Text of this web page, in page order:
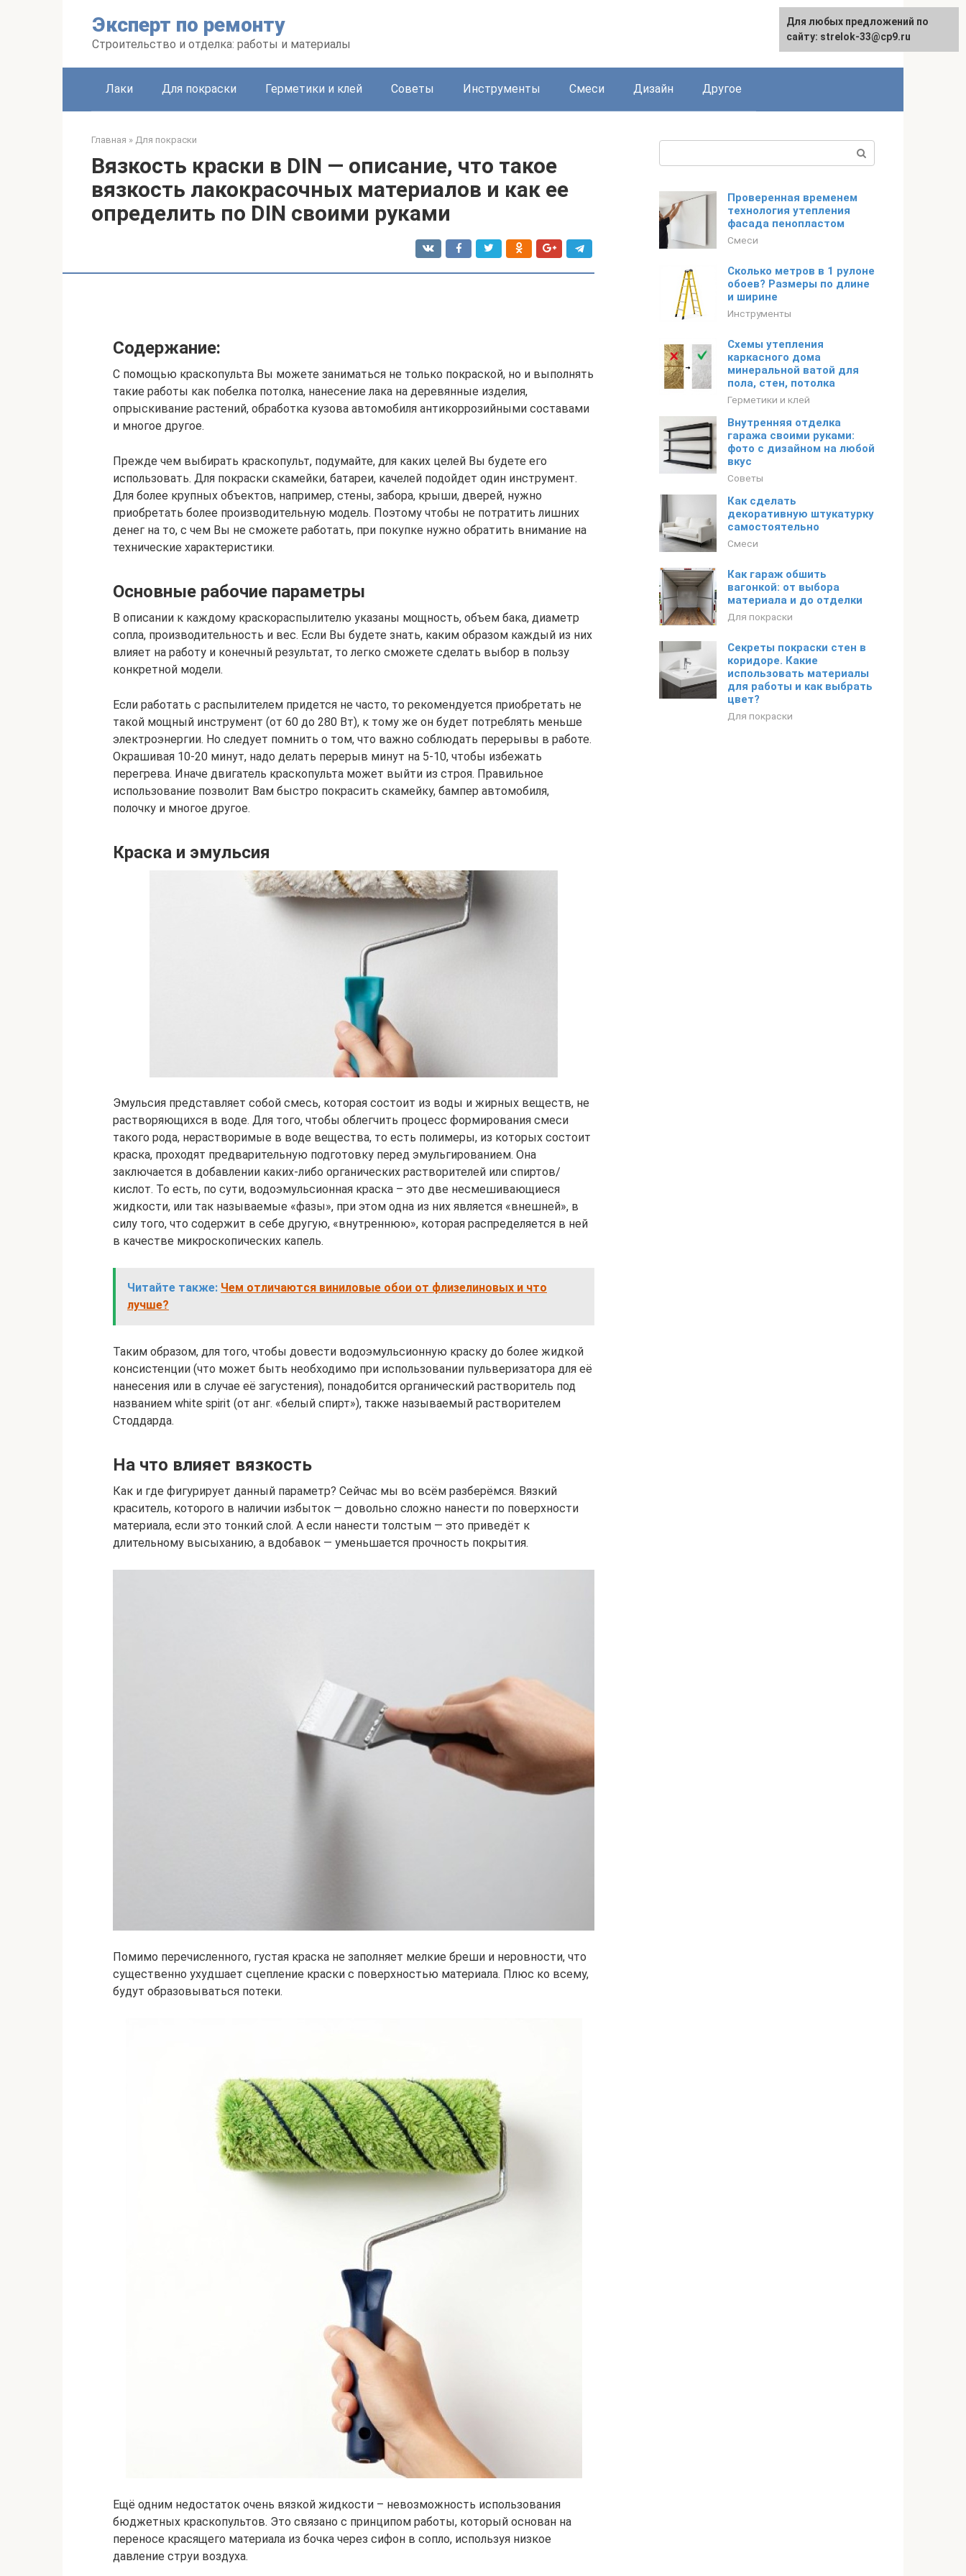
Эксперт по ремонту
Строительство и отделка: работы и материалы
Лаки Для покраски Герметики и клей Советы Инструменты Смеси Дизайн Другое
Главная » Для покраски
Вязкость краски в DIN — описание, что такое
вязкость лакокрасочных материалов и как ее
определить по DIN своими руками
Содержание:
С помощью краскопульта Вы можете заниматься не только покраской, но и выполнять
такие работы как побелка потолка, нанесение лака на деревянные изделия,
опрыскивание растений, обработка кузова автомобиля антикоррозийными составами
и многое другое.
Прежде чем выбирать краскопульт, подумайте, для каких целей Вы будете его
использовать. Для покраски скамейки, батареи, качелей подойдет один инструмент.
Для более крупных объектов, например, стены, забора, крыши, дверей, нужно
приобретать более производительную модель. Поэтому чтобы не потратить лишних
денег на то, с чем Вы не сможете работать, при покупке нужно обратить внимание на
технические характеристики.
Основные рабочие параметры
В описании к каждому краскораспылителю указаны мощность, объем бака, диаметр
сопла, производительность и вес. Если Вы будете знать, каким образом каждый из них
влияет на работу и конечный результат, то легко сможете сделать выбор в пользу
конкретной модели.
Если работать с распылителем придется не часто, то рекомендуется приобретать не
такой мощный инструмент (от 60 до 280 Вт), к тому же он будет потреблять меньше
электроэнергии. Но следует помнить о том, что важно соблюдать перерывы в работе.
Окрашивая 10-20 минут, надо делать перерыв минут на 5-10, чтобы избежать
перегрева. Иначе двигатель краскопульта может выйти из строя. Правильное
использование позволит Вам быстро покрасить скамейку, бампер автомобиля,
полочку и многое другое.
Краска и эмульсия
Эмульсия представляет собой смесь, которая состоит из воды и жирных веществ, не
растворяющихся в воде. Для того, чтобы облегчить процесс формирования смеси
такого рода, нерастворимые в воде вещества, то есть полимеры, из которых состоит
краска, проходят предварительную подготовку перед эмульгированием. Она
заключается в добавлении каких-либо органических растворителей или спиртов/
кислот. То есть, по сути, водоэмульсионная краска – это две несмешивающиеся
жидкости, или так называемые «фазы», при этом одна из них является «внешней», в
силу того, что содержит в себе другую, «внутреннюю», которая распределяется в ней
в качестве микроскопических капель.
Читайте также: Чем отличаются виниловые обои от флизелиновых и что
лучше?
Таким образом, для того, чтобы довести водоэмульсионную краску до более жидкой
консистенции (что может быть необходимо при использовании пульверизатора для её
нанесения или в случае её загустения), понадобится органический растворитель под
названием white spirit (от анг. «белый спирт»), также называемый растворителем
Стоддарда.
На что влияет вязкость
Как и где фигурирует данный параметр? Сейчас мы во всём разберёмся. Вязкий
краситель, которого в наличии избыток — довольно сложно нанести по поверхности
материала, если это тонкий слой. А если нанести толстым — это приведёт к
длительному высыханию, а вдобавок — уменьшается прочность покрытия.
Помимо перечисленного, густая краска не заполняет мелкие бреши и неровности, что
существенно ухудшает сцепление краски с поверхностью материала. Плюс ко всему,
будут образовываться потеки.
Ещё одним недостаток очень вязкой жидкости – невозможность использования
бюджетных краскопультов. Это связано с принципом работы, который основан на
переносе красящего материала из бочка через сифон в сопло, используя низкое
давление струи воздуха.
Проверенная временем
технология утепления
фасада пенопластом
Смеси
Сколько метров в 1 рулоне
обоев? Размеры по длине
и ширине
Инструменты
Схемы утепления
каркасного дома
минеральной ватой для
пола, стен, потолка
Герметики и клей
Внутренняя отделка
гаража своими руками:
фото с дизайном на любой
вкус
Советы
Как сделать
декоративную штукатурку
самостоятельно
Смеси
Как гараж обшить
вагонкой: от выбора
материала и до отделки
Для покраски
Секреты покраски стен в
коридоре. Какие
использовать материалы
для работы и как выбрать
цвет?
Для покраски
Для любых предложений по
сайту: strelok-33@cp9.ru
Для любых предложений по
сайту: strelok-33@cp9.ru